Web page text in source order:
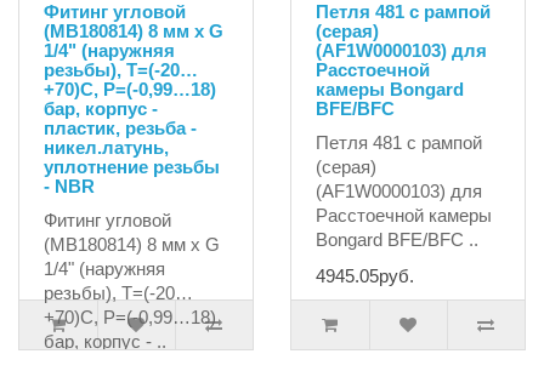
Фитинг угловой
(MB180814) 8 мм х G
1/4" (наружняя
резьбы), T=(-20…
+70)C, P=(-0,99…18)
бар, корпус -
пластик, резьба -
никел.латунь,
уплотнение резьбы
- NBR
Фитинг угловой
(MB180814) 8 мм х G
1/4" (наружняя
резьбы), T=(-20…
+70)C, P=(-0,99…18)
бар, корпус - ..
Петля 481 с рампой
(серая)
(AF1W0000103) для
Расстоечной
камеры Bongard
BFE/BFC
Петля 481 с рампой
(серая)
(AF1W0000103) для
Расстоечной камеры
Bongard BFE/BFC ..
4945.05руб.